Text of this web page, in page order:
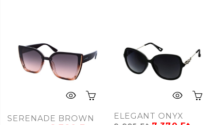
SERENADE BROWN ELEGANT ONYX